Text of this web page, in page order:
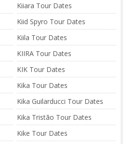
Kiiara Tour Dates
Kiid Spyro Tour Dates
Kiila Tour Dates
KIIRA Tour Dates
KIK Tour Dates
Kika Tour Dates
Kika Guilarducci Tour Dates
Kika Tristão Tour Dates
Kike Tour Dates